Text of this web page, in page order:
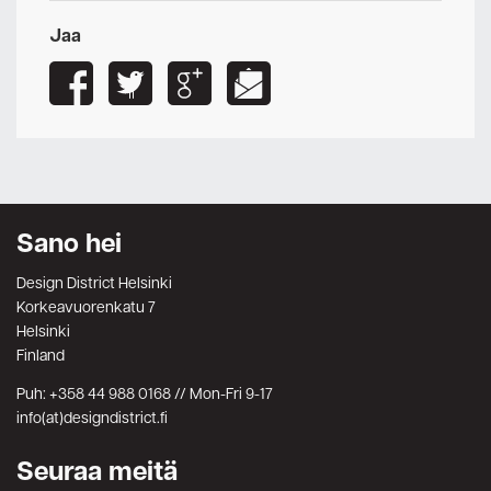
Jaa
Sano hei
Design District Helsinki
Korkeavuorenkatu 7
Helsinki
Finland
Puh: +358 44 988 0168 // Mon-Fri 9-17
info(at)designdistrict.fi
Seuraa meitä